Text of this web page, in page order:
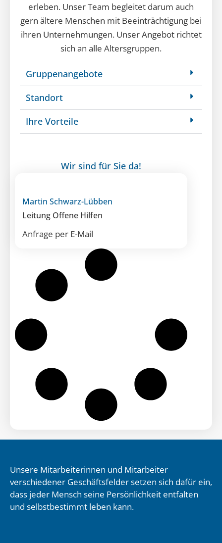
erleben. Unser Team begleitet darum auch
gern ältere Menschen mit Beeinträchtigung bei
ihren Unternehmungen. Unser Angebot richtet
sich an alle Altersgruppen.
Gruppenangebote
Standort
Ihre Vorteile
Wir sind für Sie da!
Martin Schwarz-Lübben
Leitung Offene Hilfen
Anfrage per E-Mail
Unsere Mitarbeiterinnen und Mitarbeiter
verschiedener Geschäftsfelder setzen sich dafür ein,
dass jeder Mensch seine Persönlichkeit entfalten
und selbstbestimmt leben kann.